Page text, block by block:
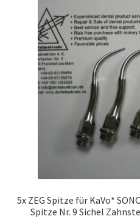
5x ZEG Spitze für KaVo*
Spitze Nr. 9 Sichel